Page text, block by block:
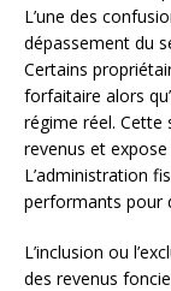
L’une des
dépassement du
Certains
forfaitaire alors
régime réel. Cette
revenus et
L’administration
performants pour
L’inclusion ou
des revenus